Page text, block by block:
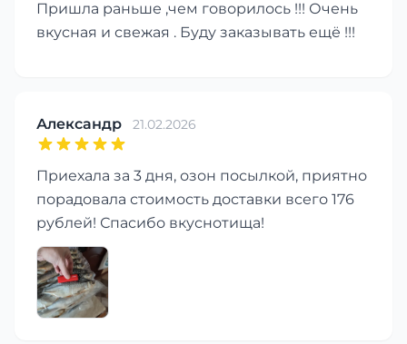
Пришла раньше ,чем говорилось !!! Очень
вкусная и свежая . Буду заказывать ещё !!!
Александр 21.02.2026
Приехала за 3 дня, озон посылкой, приятно
порадовала стоимость доставки всего 176
рублей! Спасибо вкуснотища!